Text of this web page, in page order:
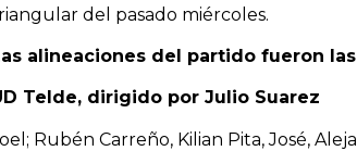
del pasado miércoles.
alineaciones del partido fueron
Telde, dirigido por Julio Suarez
Rubén Carreño, Kilian Pita, José,